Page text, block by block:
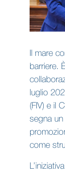
Il mare
barriere.
luglio
(FIV) e il
segna un
come